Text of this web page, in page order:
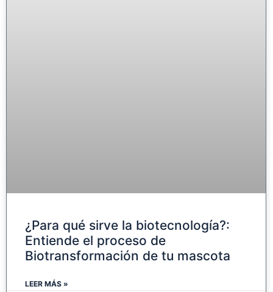
¿Para qué sirve la biotecnología?:
Entiende el proceso de
Biotransformación de tu mascota
LEER MÁS »